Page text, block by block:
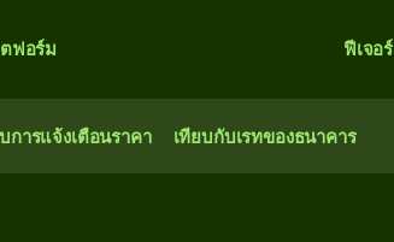
ฟอร์ม ฟีเจอร์
การแจ้งเตือนราคา เทียบกับเรทของธนาคาร